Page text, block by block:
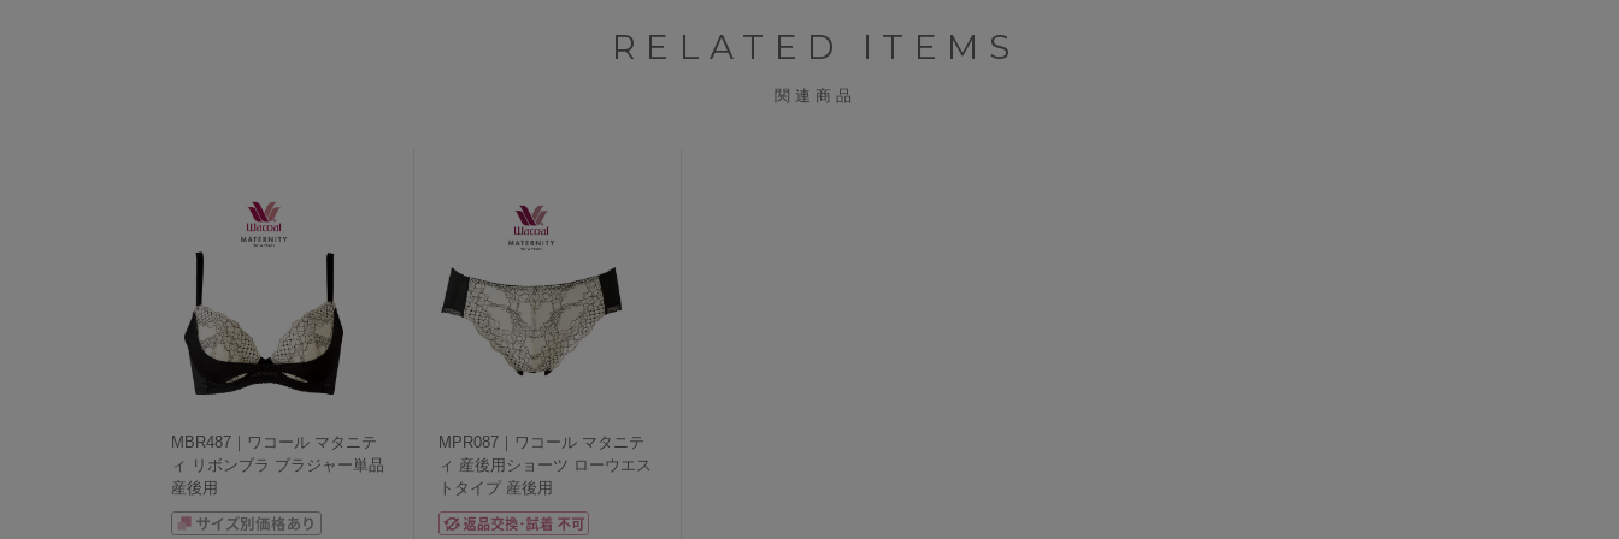
RELATED ITEMS
関連商品
MBR487｜ワコール マタニテ
ィ リボンブラ ブラジャー単品
産後用
MPR087｜ワコール マタニテ
ィ 産後用ショーツ ローウエス
トタイプ 産後用